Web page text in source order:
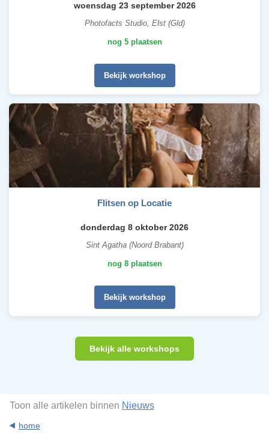
woensdag 23 september 2026
Photofacts Studio, Elst (Gld)
nog 5 plaatsen
Bekijk workshop
Flitsen op Locatie
donderdag 8 oktober 2026
Sint Agatha (Noord Brabant)
nog 8 plaatsen
Bekijk workshop
Bekijk alle workshops
Toon alle artikelen binnen Nieuws
home